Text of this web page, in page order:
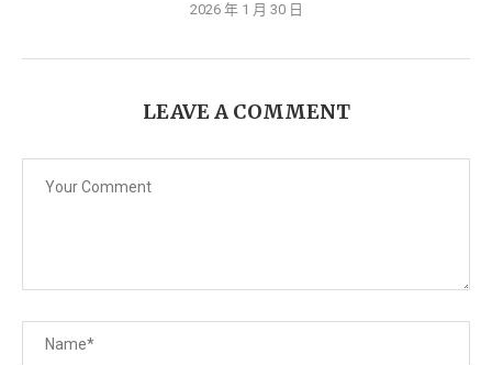
2026 年 1 月 30 日
LEAVE A COMMENT